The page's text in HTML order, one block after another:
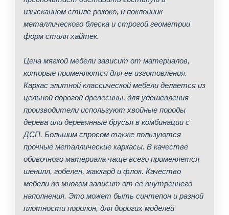
изысканном стиле рококо, и поклонник
металлического блеска и строгой геометрии
форм стиля хайтек.
Цена мягкой мебели зависит от материалов,
которые применяются для ее изготовления.
Каркас элитной классической мебели делается из
цельной дорогой древесины, для удешевления
производители используют хвойные породы
дерева или деревянные брусья в комбинации с
ДСП. Большим спросом также пользуются
прочные металлические каркасы. В качестве
обивочного материала чаще всего применяется
шенилл, гобелен, жаккард и флок. Качество
мебели во многом зависит от ее внутреннего
наполнения. Это может быть синтепон и разной
плотности поролон, для дорогих моделей